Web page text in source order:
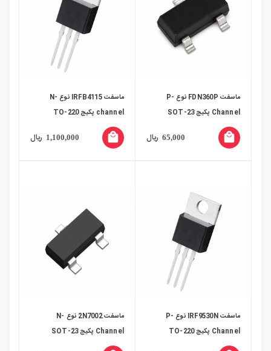
ماسفت FDN360P نوع P-
Channel پکیج SOT-23
65,000 ریال local_mall
ماسفت IRFB4115 نوع N-
channel پکیج TO-220
1,100,000 ریال local_mall
ماسفت IRF9530N نوع P-
Channel پکیج TO-220
ماسفت 2N7002 نوع N-
Channel پکیج SOT-23